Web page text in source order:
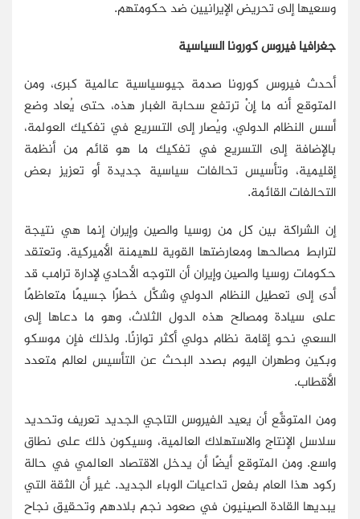
وسعيها إلى تحريض الإيرانيين ضد حكومتهم.
جغرافيا فيروس كورونا السياسية
أحدث فيروس كورونا صدمة جيوسياسية عالمية كبرى، ومن
المتوقع أنه ما إِنْ ترتفع سحابة الغبار هذه، حتى يُعاد وضع
أسس النظام الدولي، ويُصار إلى التسريع في تفكيك العولمة،
بالإضافة إلى التسريع في تفكيك ما هو قائم من أنظمة
إقليمية، وتأسيس تحالفات سياسية جديدة أو تعزيز بعض
التحالفات القائمة.
إن الشراكة بين كل من روسيا والصين وإيران إنما هي نتيجة
لترابط مصالحها ومعارضتها القوية للهيمنة الأميركية. وتعتقد
حكومات روسيا والصين وإيران أن التوجه الأحادي لإدارة ترامب قد
أدى إلى تعطيل النظام الدولي وشكَّل خطرًا جسيمًا متعاظمًا
على سيادة ومصالح هذه الدول الثلاث، وهو ما دعاها إلى
السعي نحو إقامة نظام دولي أكثر توازنًا. ولذلك فإن موسكو
وبكين وطهران اليوم بصدد البحث عن التأسيس لعالم متعدد
الأقطاب.
ومن المتوقَّع أن يعيد الفيروس التاجي الجديد تعريف وتحديد
سلاسل الإنتاج والاستهلاك العالمية، وسيكون ذلك على نطاق
واسع. ومن المتوقع أيضًا أن يدخل الاقتصاد العالمي في حالة
ركود هذا العام بفعل تداعيات الوباء الجديد. غير أن الثقة التي
يبديها القادة الصينيون في صعود نجم بلادهم وتحقيق نجاح